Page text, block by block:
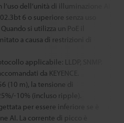
dell’unità di illuminazione AI
6 o superiore senza uso
si utilizza un PoE il
a causa di restrizioni di
applicabile: LLDP, SNMP.
da KEYENCE.
(10 m), la tensione di
10% (incluso ripple).
per essere inferiore se è
AI. La corrente di picco è